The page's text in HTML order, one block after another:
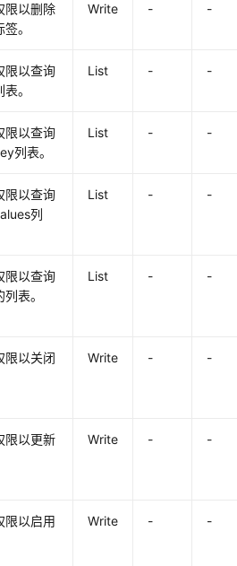
限以删除
。
Write - -
限以查询
。
List - -
限以查询
列表。
List - -
限以查询
列
List - -
限以查询
表。
List - -
限以关闭
Write - -
限以更新
Write - -
限以启用
Write - -